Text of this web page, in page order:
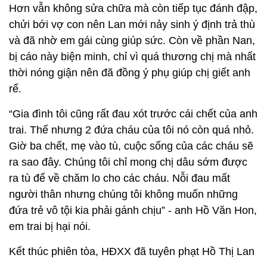
Hơn vẫn không sửa chữa mà còn tiếp tục đánh đập,
chửi bới vợ con nên Lan mới nảy sinh ý định trả thù
và đã nhờ em gái cùng giúp sức. Còn về phần Nan,
bị cáo này biện minh, chỉ vì quá thương chị mà nhất
thời nóng giận nên đã đồng ý phụ giúp chị giết anh
rể.
“Gia đình tôi cũng rất đau xót trước cái chết của anh
trai. Thế nhưng 2 đứa cháu của tôi nó còn quá nhỏ.
Giờ ba chết, mẹ vào tù, cuộc sống của các cháu sẽ
ra sao đây. Chúng tôi chỉ mong chị dâu sớm được
ra tù để về chăm lo cho các cháu. Nỗi đau mất
người thân nhưng chúng tôi không muốn những
đứa trẻ vô tội kia phải gánh chịu” - anh Hồ Văn Hon,
em trai bị hại nói.
Kết thúc phiên tòa, HĐXX đã tuyên phạt Hồ Thị Lan